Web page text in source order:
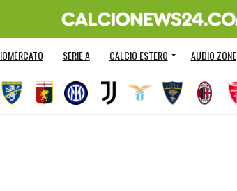
SERIE A CALCIO ESTERO AUDIO ZONE